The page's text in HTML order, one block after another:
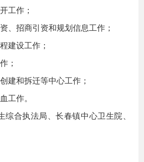
工作；
、招商引资和规划信息工作；
建设工作；
；
建和拆迁等中心工作；
工作。
综合执法局、长春镇中心卫生院、